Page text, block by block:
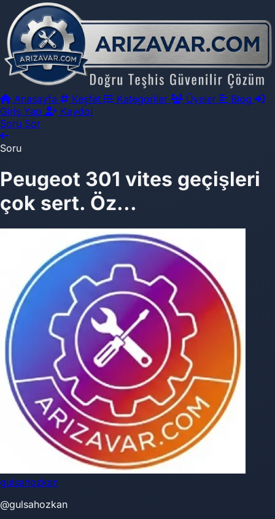
Anasayfa Keşfet Kategoriler Üyeler
Blog
Giriş Yap
Kaydol
Soru Sor
Soru
Peugeot 301 vites geçişleri
çok sert. Öz...
gulsahozkan
@gulsahozkan